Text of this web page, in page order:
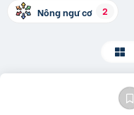
Nông ngư cơ 2